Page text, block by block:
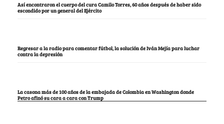
Así encontraron el cuerpo del cura Camilo Torres, 60 años después de haber sido
escondido por un general del Ejército
Regresar a la radio para comentar fútbol, la solución de Iván Mejía para luchar
contra la depresión
La casona más de 100 años de la embajada de Colombia en Washington donde
Petro afinó su cara a cara con Trump